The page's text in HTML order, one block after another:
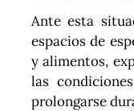
Ante esta
espacios de
y alimentos,
las
prolongarse